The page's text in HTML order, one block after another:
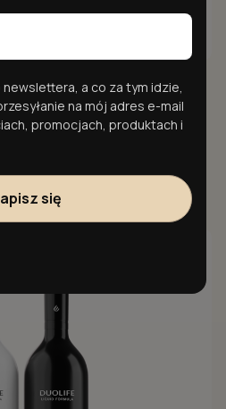
200ml
a co za tym idzie,
na mój adres e-mail
promocjach, produktach i
się